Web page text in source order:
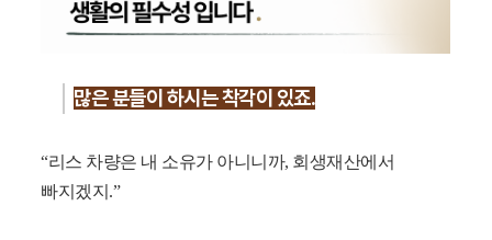
많은 분들이 하시는 착각이 있죠.
“리스 차량은 내 소유가 아니니까, 회생재산에서
빠지겠지.”